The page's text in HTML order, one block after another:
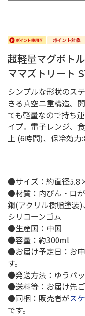
超軽量マグボト
ママズトリート
シンプルな形状のス
きる真空二重構造。
ても軽量なので持ち
イプ。電子レンジ、
上 (6時間)、保冷効力
●サイズ：約直径
●材質：内びん・口
鋼(アクリル樹脂塗装
シリコーンゴム
●生産国：中国
●容量：約300ml
●お届け予定日：お
す。
●発送方法：ゆうパ
●送料等：お届け先
●同梱：販売者がス
です。